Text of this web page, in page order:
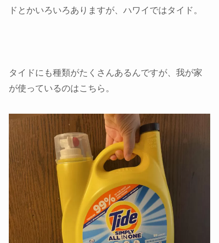
ドとかいろいろありますが、ハワイではタイド。
タイドにも種類がたくさんあるんですが、我が家
が使っているのはこちら。